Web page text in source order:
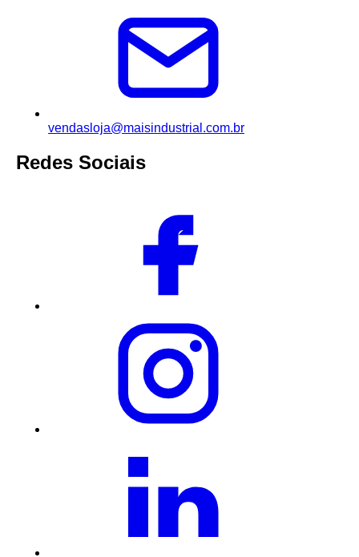
vendasloja@maisindustrial.com.br
Redes Sociais